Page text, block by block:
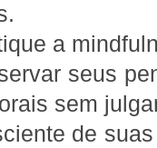
a
seus
sem
de